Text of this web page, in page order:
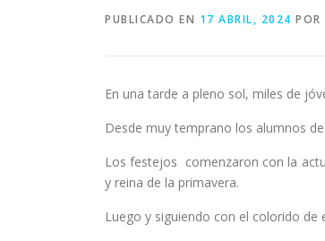
PUBLICADO EN 17 ABRIL, 2024 POR
En una tarde a pleno sol, miles de
Desde muy temprano los alumnos
Los festejos comenzaron con la
y reina de la primavera.
Luego y siguiendo con el colorido